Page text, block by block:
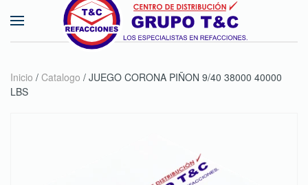
Skip to main content
Inicio / Catalogo / JUEGO CORONA PIÑON 9/40 38000 40000
LBS